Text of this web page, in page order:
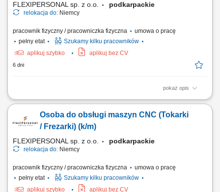
FLEXIPERSONAL sp. z o.o. podkarpackie
relokacja do: Niemcy
pracownik fizyczny / pracowniczka fizyczna
umowa o pracę
pełny etat
Szukamy kilku pracowników
aplikuj szybko
aplikuj bez CV
6 dni
pokaż opis
Opis stanowiska: Bazowanie, montaż i uzbrajanie elementów w
ustaleń i start cyklu produkcyjnego; Prowadzenie nadzoru nad
parametrami obróbki i stanem narzędzi; Weryfikacja wymiarowa
Osoba do obsługi maszyn CNC (Tokarki
/ Frezarki) (k/m)
FLEXIPERSONAL sp. z o.o. podkarpackie
relokacja do: Niemcy
pracownik fizyczny / pracowniczka fizyczna
umowa o pracę
pełny etat
Szukamy kilku pracowników
aplikuj szybko
aplikuj bez CV